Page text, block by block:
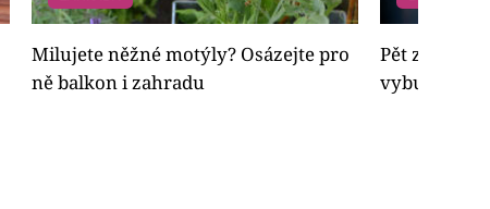
Milujete něžné motýly? Osázejte pro
ně balkon i zahradu
Pět
vybudovat